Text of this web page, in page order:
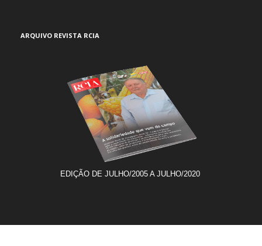
ARQUIVO REVISTA RCIA
EDIÇÃO DE JULHO/2005 A JULHO/2020